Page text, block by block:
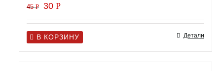
45Р 30 Р
В КОРЗИНУ Детали